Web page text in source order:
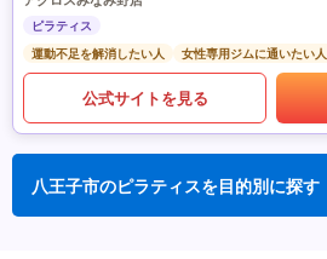
ピラティス
運動不足を解消したい人
女性専用ジムに通いたい人
公式サイトを見る
八王子市のピラティスを目的別に探す